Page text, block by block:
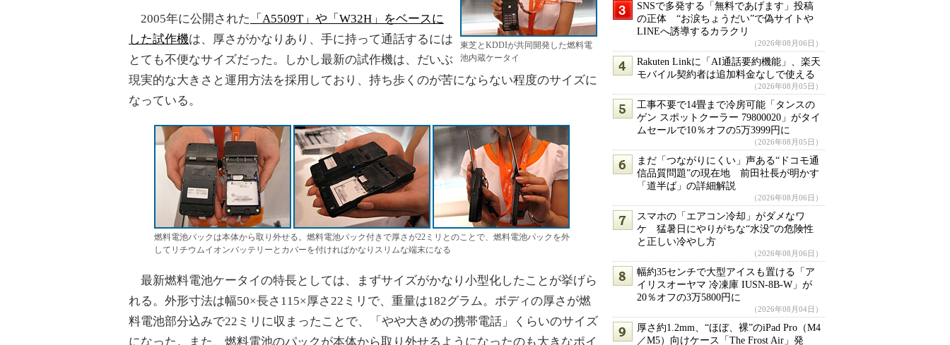
東芝とKDDIが共同開発した燃料電
池内蔵ケータイ
2005年に公開された
「A5509T」や「W32H」をベースに
した試作機は、厚さがかなりあり、手に持って通話するには
とても不便なサイズだった。しかし最新の試作機は、だいぶ
現実的な大きさと運用方法を採用しており、持ち歩くのが苦にならない程度のサイズに
なっている。
燃料電池パックは本体から取り外せる。燃料電池パック付きで厚さが22ミリとのことで、燃料電池パックを外
してリチウムイオンバッテリーとカバーを付ければかなりスリムな端末になる
最新燃料電池ケータイの特長としては、まずサイズがかなり小型化したことが挙げら
れる。外形寸法は幅50×長さ115×厚さ22ミリで、重量は182グラム。ボディの厚さが燃
料電池部分込みで22ミリに収まったことで、「やや大きめの携帯電話」くらいのサイズ
になった。また、燃料電池のパックが本体から取り外せるようになったのも大きなポイ
SNSで多発する「無料であげます」投稿
の正体 “お涙ちょうだい”で偽サイトや
LINEへ誘導するカラクリ
（2026年08月06日）
Rakuten Linkに「AI通話要約機能」、楽天
モバイル契約者は追加料金なしで使える
（2026年08月05日）
工事不要で14畳まで冷房可能「タンスの
ゲン スポットクーラー 79800020」がタイ
ムセールで10％オフの5万3999円に
（2026年08月05日）
まだ「つながりにくい」声ある“ドコモ通
信品質問題”の現在地 前田社長が明かす
「道半ば」の詳細解説
（2026年08月06日）
スマホの「エアコン冷却」がダメなワ
ケ 猛暑日にやりがちな“水没”の危険性
と正しい冷やし方
（2026年08月06日）
幅約35センチで大型アイスも置ける「ア
イリスオーヤマ 冷凍庫 IUSN-8B-W」が
20％オフの3万5800円に
（2026年08月04日）
厚さ約1.2mm、“ほぼ、裸”のiPad Pro（M4
／M5）向けケース「The Frost Air」発